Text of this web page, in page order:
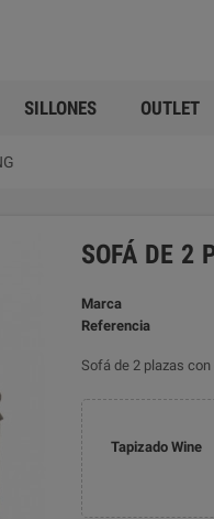
SILLONES OUTLET
SOFÁ DE 2
Marca
Referencia
Sofá de 2 plazas
Tapizado Wine